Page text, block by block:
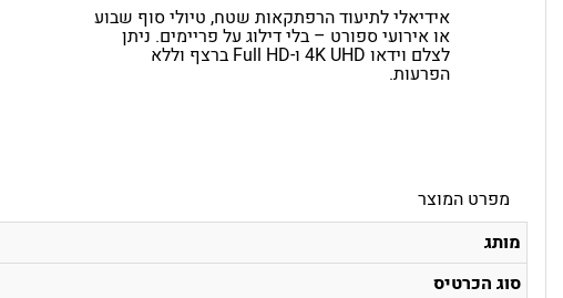
אידיאלי לתיעוד הרפתקאות שטח, טיולי סוף שבוע
או אירועי ספורט – בלי דילוג על פריימים. ניתן
לצלם וידאו 4K UHD ו-Full HD ברצף וללא
הפרעות.
מפרט המוצר
מותג
סוג הכרטיס